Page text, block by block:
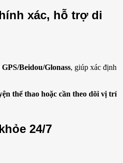
xác, hỗ trợ di
Beidou/Glonass, giúp xác định
thể thao hoặc cần theo dõi vị trí
24/7